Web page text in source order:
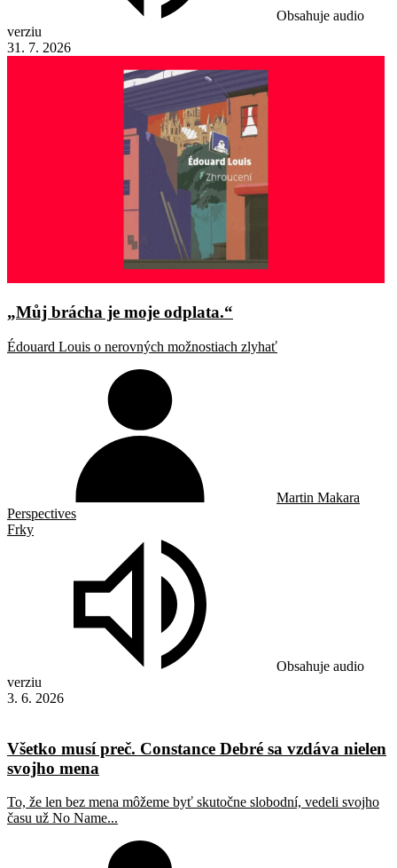
Obsahuje audio
verziu
31. 7. 2026
„Můj brácha je moje odplata.“
Édouard Louis o nerovných možnostiach zlyhať
Martin Makara
Perspectives
Frky
Obsahuje audio
verziu
3. 6. 2026
Všetko musí preč. Constance Debré sa vzdáva nielen
svojho mena
To, že len bez mena môžeme byť skutočne slobodní, vedeli svojho
času už No Name...